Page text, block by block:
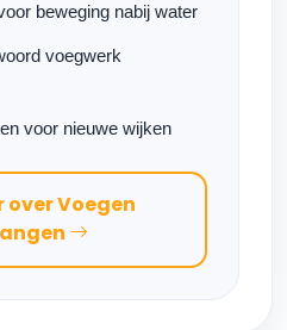
beweging nabij water
voegwerk
voor nieuwe wijken
over Voegen